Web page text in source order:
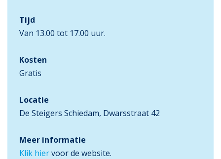
Tijd
Van 13.00 tot 17.00 uur.
Kosten
Gratis
Locatie
De Steigers Schiedam, Dwarsstraat 42
Meer informatie
Klik hiervoor de website.